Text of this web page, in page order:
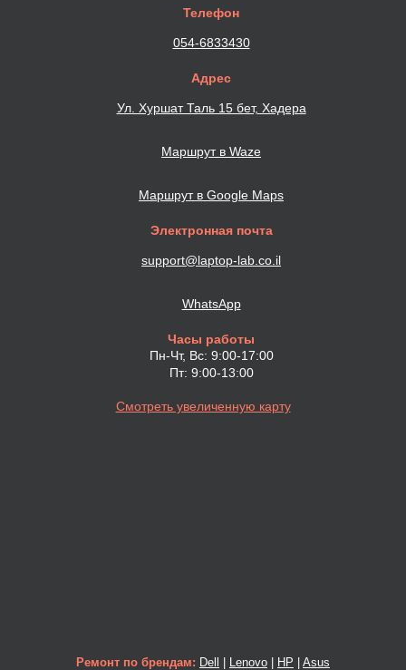
Телефон
054-6833430
Адрес
Ул. Хуршат Таль 15 бет, Хадера
Маршрут в Waze
Маршрут в Google Maps
Электронная почта
support@laptop-lab.co.il
WhatsApp
Часы работы
Пн-Чт, Вс: 9:00-17:00
Пт: 9:00-13:00
Смотреть увеличенную карту
Ремонт по брендам: Dell Lenovo HP Asus